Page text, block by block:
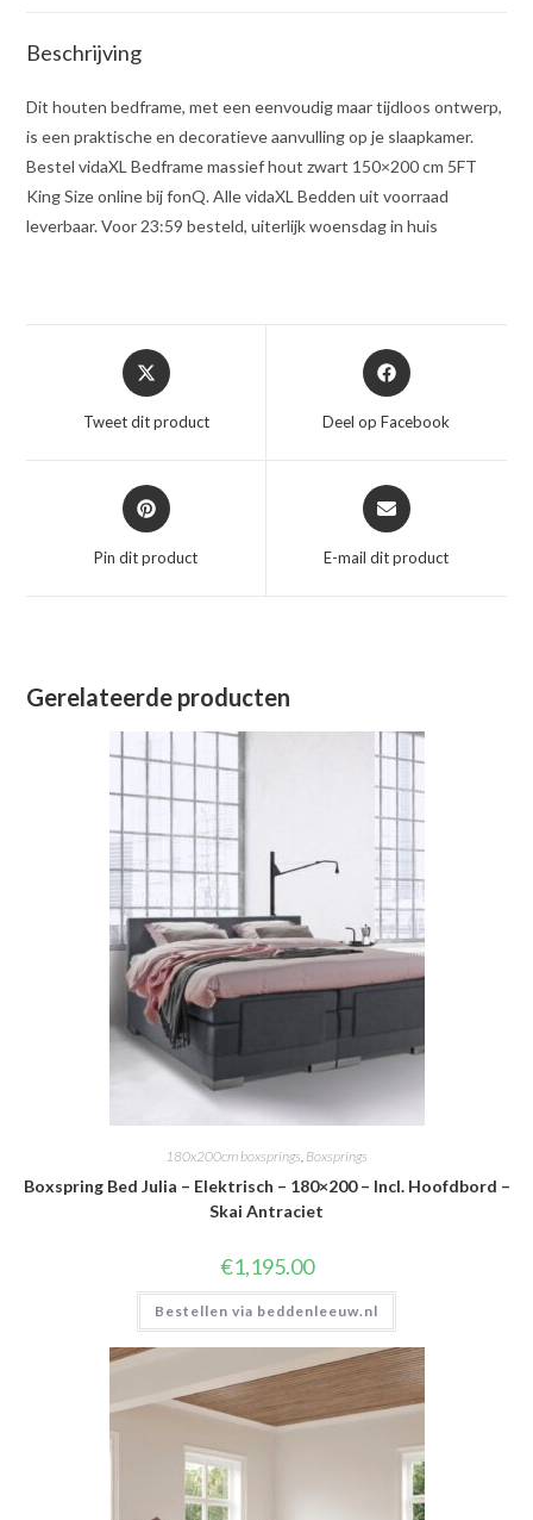
Beschrijving
Dit houten bedframe, met een eenvoudig maar tijdloos ontwerp,
is een praktische en decoratieve aanvulling op je slaapkamer.
Bestel vidaXL Bedframe massief hout zwart 150×200 cm 5FT
King Size online bij fonQ. Alle vidaXL Bedden uit voorraad
leverbaar. Voor 23:59 besteld, uiterlijk woensdag in huis
Opent
in
nieuw
Tweet dit product
Opent
in
nieuw
Deel op Facebook
Opent
in
nieuw
Pin dit product
Opent
in
nieuw
E-mail dit product
Gerelateerde producten
180x200cm boxsprings, Boxsprings
Boxspring Bed Julia – Elektrisch – 180×200 – Incl. Hoofdbord –
Skai Antraciet
€1,195.00
Bestellen via beddenleeuw.nl